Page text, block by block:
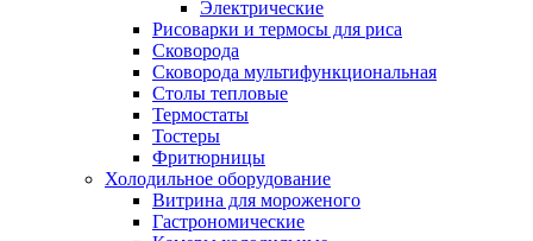
Электрические
Рисоварки и термосы для риса
Сковорода
Сковорода мультифункциональная
Столы тепловые
Термостаты
Тостеры
Фритюрницы
Холодильное оборудование
Витрина для мороженого
Гастрономические